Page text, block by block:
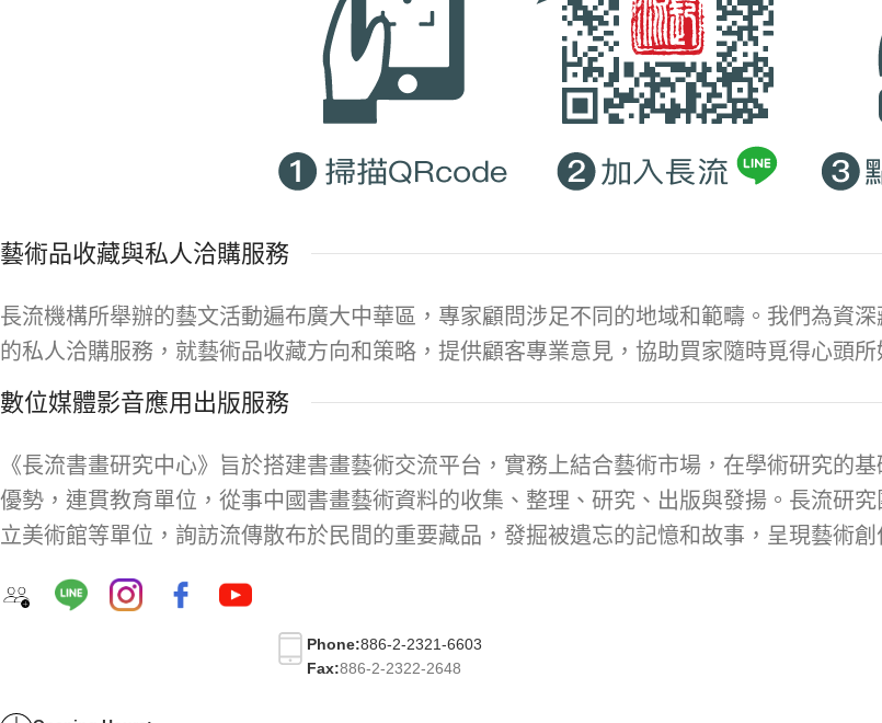
藝術品收藏與私人洽購服務
長流機構所舉辦的藝文活動遍布廣大中華區，專家顧問涉足不同的地域和範疇。我們為資
的私人洽購服務，就藝術品收藏方向和策略，提供顧客專業意見，協助買家隨時覓得心頭所
數位媒體影音應用出版服務
《長流書畫研究中心》旨於搭建書畫藝術交流平台，實務上結合藝術市場，在學術研究的
優勢，連貫教育單位，從事中國書畫藝術資料的收集、整理、研究、出版與發揚。長流研
立美術館等單位，詢訪流傳散布於民間的重要藏品，發掘被遺忘的記憶和故事，呈現藝術創
Phone:886-2-2321-6603
Fax:886-2-2322-2648